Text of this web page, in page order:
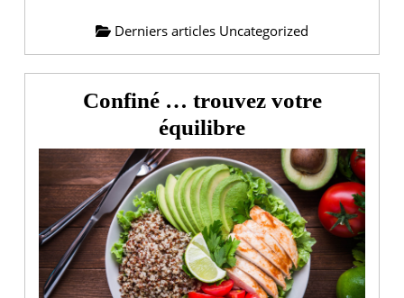
Derniers articles Uncategorized
Confiné … trouvez votre
équilibreConfiné
…
trouvez
votre
équilibre